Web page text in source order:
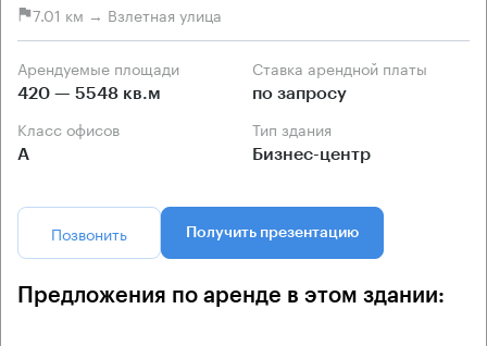
7.01 км → Взлетная улица
Арендуемые площади
420 — 5548 кв.м
Ставка арендной платы
по запросу
Класс офисов
А
Тип здания
Бизнес-центр
Позвонить Получить презентацию
Предложения по аренде в этом здании: